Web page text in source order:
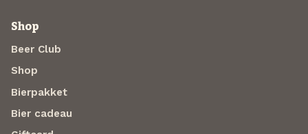
Shop
Beer Club
Shop
Bierpakket
Bier cadeau